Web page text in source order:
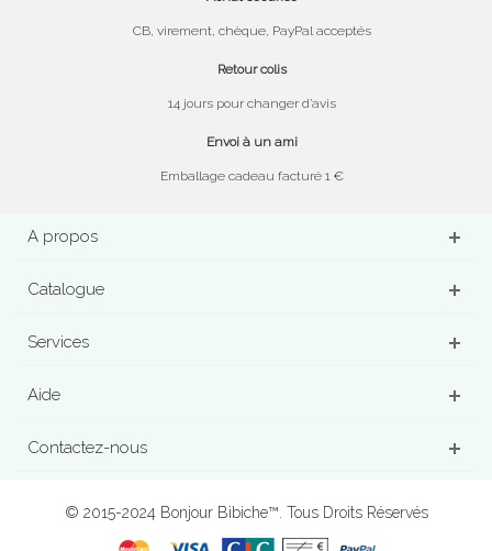
CB, virement, chèque, PayPal acceptés
Retour colis
14 jours pour changer d’avis
Envoi à un ami
Emballage cadeau facturé 1 €
A propos
Catalogue
Services
Aide
Contactez-nous
© 2015-2024 Bonjour Bibiche™. Tous Droits Réservés